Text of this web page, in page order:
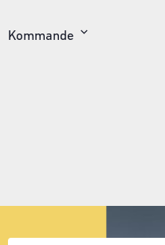
Kommande